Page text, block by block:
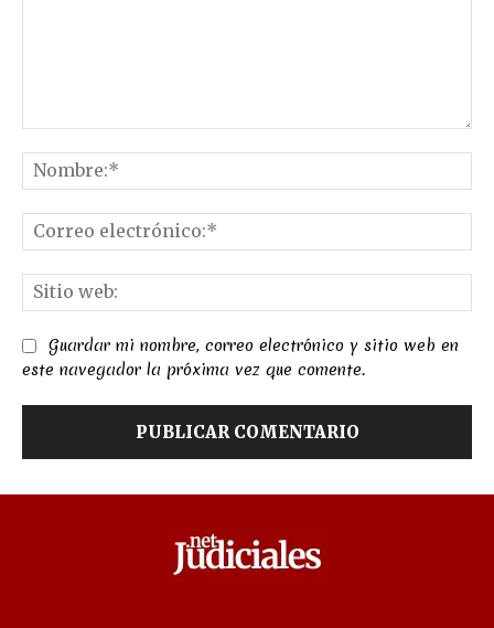
Guardar mi nombre, correo electrónico y sitio web en
este navegador la próxima vez que comente.